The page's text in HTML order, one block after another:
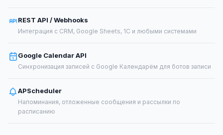
REST API / Webhooks
Интеграция с CRM, Google Sheets, 1С и любыми системами
Google Calendar API
Синхронизация записей с Google Календарём для ботов записи
APScheduler
Напоминания, отложенные сообщения и рассылки по
расписанию